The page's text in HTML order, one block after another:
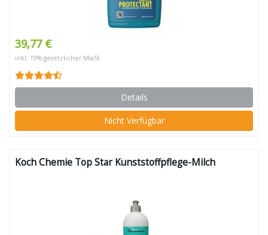
39,77 €
inkl. 19% gesetzlicher MwSt.
Details
Nicht Verfügbar
Koch Chemie Top Star Kunststoffpflege-Milch